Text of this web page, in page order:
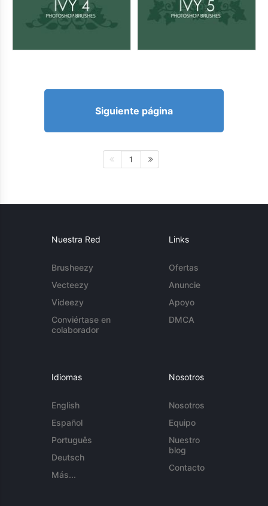
Siguiente página
1
Nuestra Red
Brusheezy
Vecteezy
Videezy
Conviértase en
colaborador
Links
Ofertas
Anuncie
Apoyo
DMCA
Idiomas
English
Español
Português
Deutsch
Más...
Nosotros
Nosotros
Equipo
Nuestro
blog
Contacto